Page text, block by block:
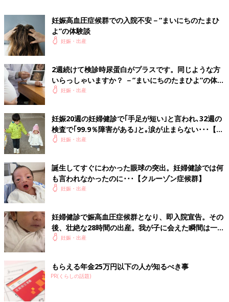
水分をとるとむくんでしまうからと、水分摂取を制限する人がい
ますが、これは絶対にNG。１日何ℓなど数字は気にせず、普通に
生活をして、のどがかわいたら飲むというスタンスで大丈夫で
す。
監修／山下隆博先生 取材・文／樋口由夏、たまごクラブ編集部
3回の妊娠で「妊娠高血圧症候群」を2回発症。
私の場合、その予兆はいずれも「目の異変」で
した。目に強い光が当たった後の残像のよう
圧気味で高血圧とは無縁と思っていた私が、妊
娠をきっかけに高血圧体質になった、その体験
談をお伝えします。
妊娠高血圧症候群は母子ともに影響がある怖い病気ですが、きち
んと妊婦健診を受け、規則正しい生活をしていれば、早期発見や
重症化を防ぐことにつながります。妊娠経過が順調な妊婦さんで
も、高血圧になる可能性はあるので、しっかり健康管理すること
が大切です。
『たまごクラブ』2020年11月号には「妊娠高血圧症候群から赤
ちゃんを守りたい」特集があります。
山下隆博先生
Profile
妊娠高血圧症候群での入院不安－”まいにちのたまひ
よ”の体験談
妊娠・出産
2週続けて検診時尿蛋白がプラスです。同じような方
いらっしゃいますか？ －”まいにちのたまひよ”の体験
談 妊娠・出産
妊娠20週の妊婦健診で｢手足が短い｣と言われ､32週の
検査で｢99.9％障害がある｣と｡涙が止まらない･･･【ス
ティックラー症候群1型】
妊娠・出産
誕生してすぐにわかった眼球の突出。妊婦健診では何
も言われなかったのに･･･【クルーゾン症候群】
妊娠・出産
妊婦健診で娠高血圧症候群となり、即入院宣告。その
後、壮絶な28時間の出産。我が子に会えた瞬間は一生
忘れない【たまひよ 出産体験談】
妊娠・出産
もらえる年金25万円以下の人が知るべき事
PR(くらしの話題)